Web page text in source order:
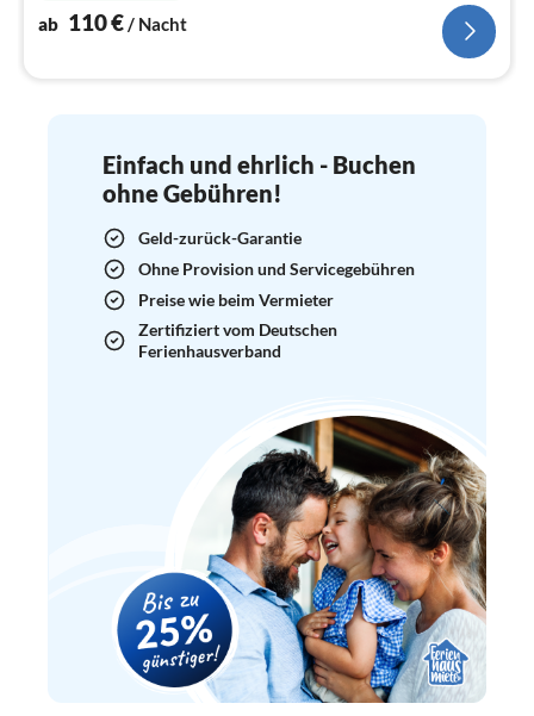
ab 110€/ Nacht
Einfach und ehrlich - Buchen
ohne Gebühren!
Geld-zurück-Garantie
Ohne Provision und Servicegebühren
Preise wie beim Vermieter
Zertifiziert vom Deutschen
Ferienhausverband